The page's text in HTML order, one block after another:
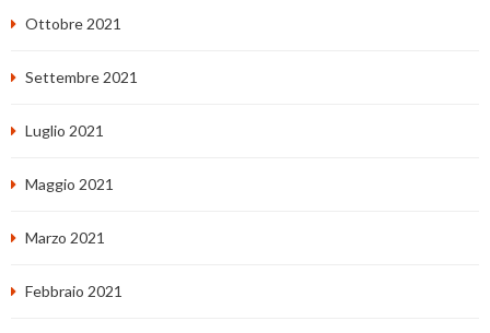
Ottobre 2021
Settembre 2021
Luglio 2021
Maggio 2021
Marzo 2021
Febbraio 2021